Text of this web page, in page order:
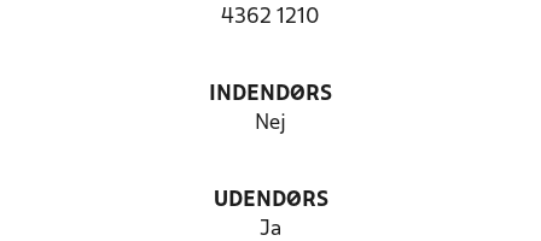
4362 1210
INDENDØRS
Nej
UDENDØRS
Ja